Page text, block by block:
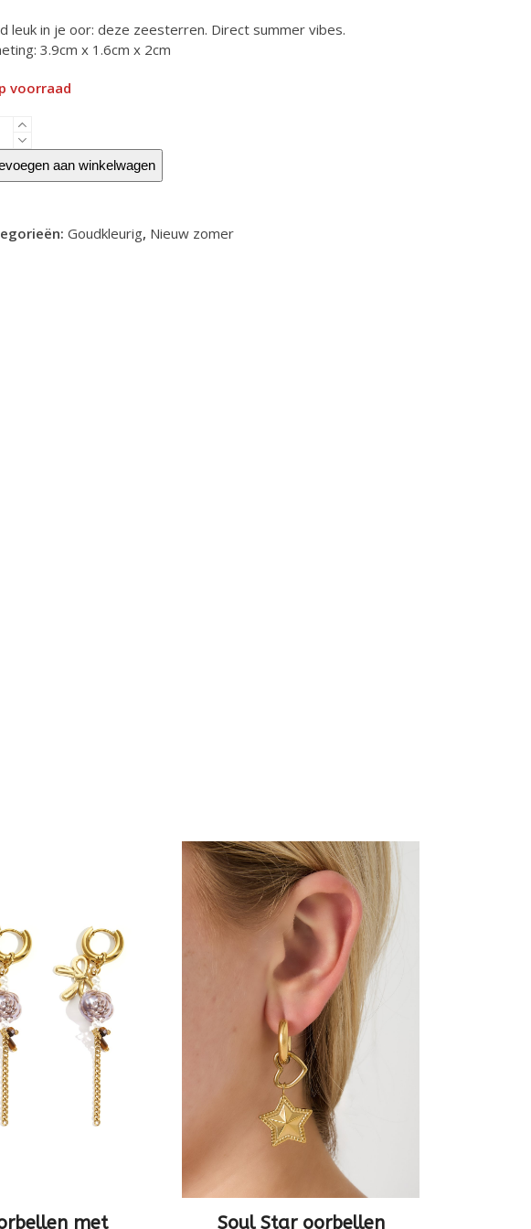
leuk in je oor: deze zeesterren. Direct summer vibes.
3.9cm x 1.6cm x 2cm
voorraad
aan winkelwagen
Goudkleurig, Nieuw zomer
met Soul Star oorbellen